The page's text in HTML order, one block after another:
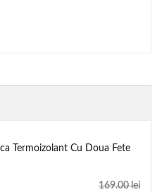
Termoizolant Cu Doua Fete
169.00lei